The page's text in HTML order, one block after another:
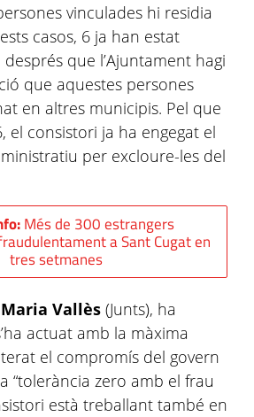
vinculades hi residia
casos, 6 ja han estat
que l’Ajuntament hagi
que aquestes persones
en altres municipis. Pel que
el consistori ja ha engegat el
per excloure-les del
Més de 300 estrangers
a Sant Cugat en
tres setmanes
Maria Vallès (Junts), ha
actuat amb la màxima
el compromís del govern
“tolerància zero amb el frau
està treballant també en